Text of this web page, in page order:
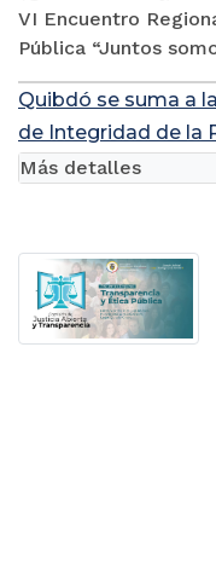
Quibdó, Chocó, 17
(@Judicaturacsj).
VI Encuentro
Pública “Juntos
Quibdó se suma a